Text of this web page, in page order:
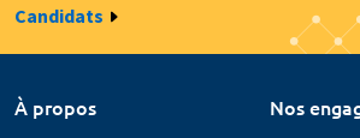
Candidats
À propos
Nos